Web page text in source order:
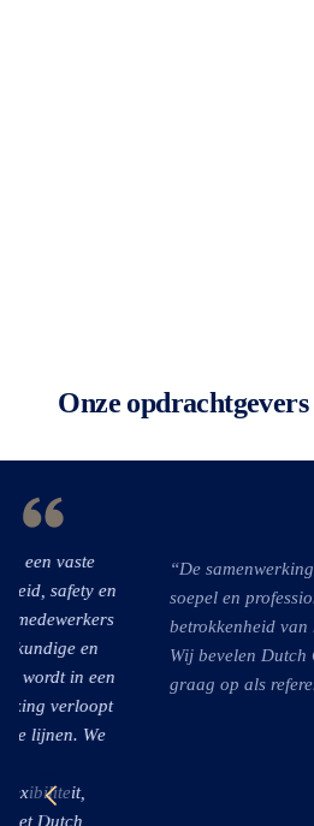
Onze
“De samenwerking met Dutch
soepel en professioneel. De
betrokkenheid van hun medewerkers
Wij bevelen Dutch Crowd Security
graag op als referent.”